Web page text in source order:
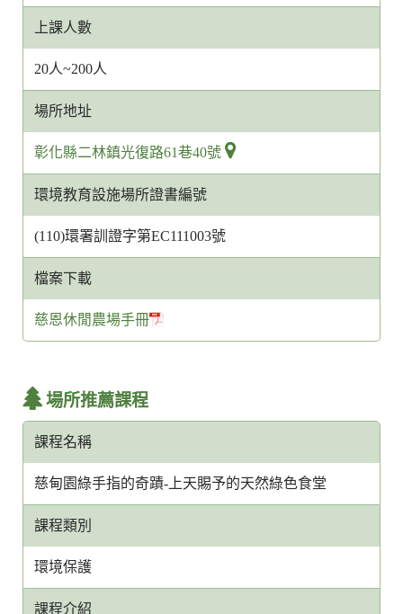
上課人數
20人~200人
場所地址
彰化縣二林鎮光復路61巷40號
環境教育設施場所證書編號
(110)環署訓證字第EC111003號
檔案下載
慈恩休閒農場手冊
場所推薦課程
課程名稱
慈甸園綠手指的奇蹟-上天賜予的天然綠色食堂
課程類別
環境保護
課程介紹